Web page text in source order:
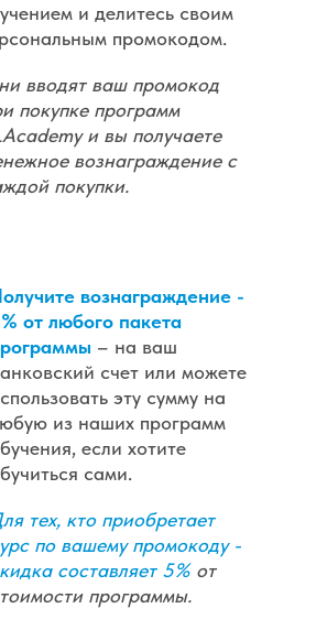
и делитесь своим
промокодом.
вознаграждение -
от любого пакета
– на ваш
счет или можете
эту сумму на
из наших программ
если хотите
сами.
вводят ваш промокод
покупке программ
и вы получаете
вознаграждение с
покупки.
тех, кто приобретает
по вашему промокоду -
составляет 5%от
программы.